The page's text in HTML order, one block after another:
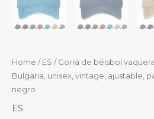
Home / ES / Gorra de béisbol
Bulgaria, unisex, vintage, ajustable,
negro
ES